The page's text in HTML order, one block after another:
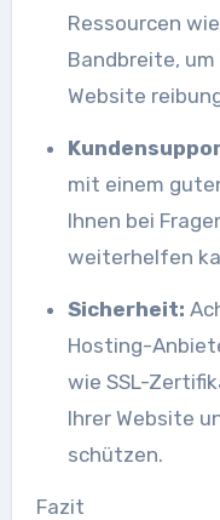
Ressourcen
Bandbreite,
Website
mit einem
Ihnen bei
weiterhelfen
Sicherheit:
Hosting-
wie SSL-
Ihrer Website
schützen.
Fazit